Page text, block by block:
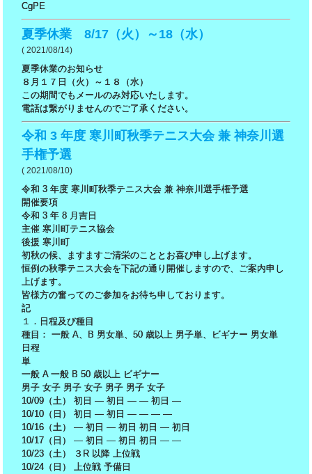
CgPE
夏季休業 8/17（火）～18（水）
( 2021/08/14)
夏季休業のお知らせ
８月１７日（火）～１８（水）
この期間でもメールのみ対応いたします。
電話は繋がりませんのでご了承ください。
令和 3 年度 寒川町秋季テニス大会 兼 神奈川選
手権予選
( 2021/08/10)
令和 3 年度 寒川町秋季テニス大会 兼 神奈川選手権予選
開催要項
令和 3 年 8 月吉日
主催 寒川町テニス協会
後援 寒川町
初秋の候、ますますご清栄のこととお喜び申し上げます。
恒例の秋季テニス大会を下記の通り開催しますので、ご案内申し
上げます。
皆様方の奮ってのご参加をお待ち申しております。
記
１．日程及び種目
種目： 一般 A、B 男女単、50 歳以上 男子単、ビギナー 男女単
日程
単
一般 A 一般 B 50 歳以上 ビギナー
男子 女子 男子 女子 男子 男子 女子
10/09（土） 初日 ― 初日 ― ― 初日 ―
10/10（日） 初日 ― 初日 ― ― ― ―
10/16（土） ― 初日 ― 初日 初日 ― 初日
10/17（日） ― 初日 ― 初日 初日 ― ―
10/23（土） ３R 以降 上位戦
10/24（日） 上位戦 予備日